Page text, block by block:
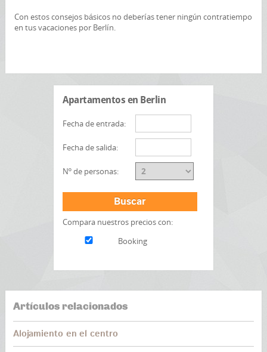
Con estos consejos básicos no deberías tener ningún contratiempo
en tus vacaciones por Berlín.
Apartamentos en Berlin
Fecha de entrada:
Fecha de salida:
Nº de personas:
Buscar
Compara nuestros precios con:
Booking
Artículos relacionados
Alojamiento en el centro